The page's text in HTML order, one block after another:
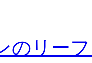
のリー